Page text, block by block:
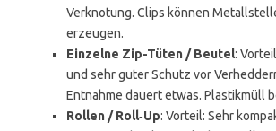
Verknotung. Clips können
erzeugen.
Einzelne Zip-Tüten / Beutel:
und sehr guter Schutz vor
Entnahme dauert etwas. Plastikmüll
Rollen / Roll‑Up: Vorteil: Sehr